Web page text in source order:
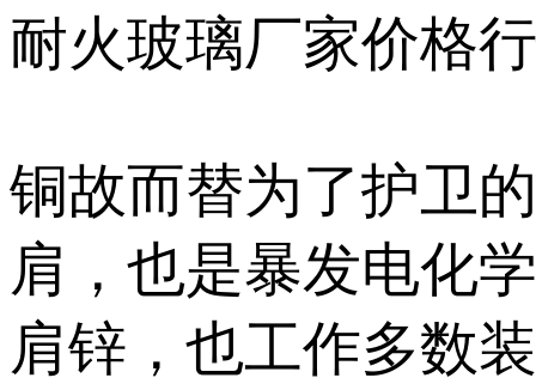
耐火玻璃厂家价格
铜故而替为了护卫
肩，也是暴发电化
肩锌，也工作多数